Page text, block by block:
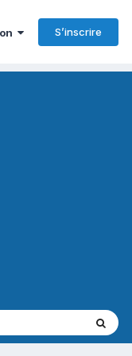
S’inscrire